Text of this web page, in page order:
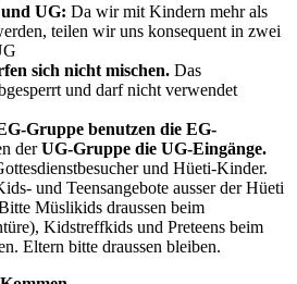
UG: Da wir mit Kindern mehr als
teilen wir uns konsequent in zwei
sich nicht mischen. Das
und darf nicht verwendet
Gruppe benutzen die EG-
derUG-Gruppe die UG-Eingänge.
und Hüeti-Kinder.
und Teensangebote ausser der Hüeti
Müslikids draussen beim
Kidstreffkids und Preteens beim
Eltern bitte draussen bleiben.